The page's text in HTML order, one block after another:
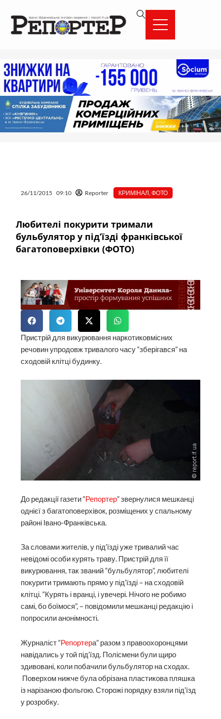
вмісту
26/11/2015 09:10 Reporter КРИМІНАЛ ,ФОТО
Любителі покурити тримали
бульбулятор у під’їзді франківської
багатоповерхівки (ФОТО)
Пристрій для викурювання наркотиковмісних
речовин упродовж тривалого часу “зберігався” на
сходовій клітці будинку.
До редакції газети “Репортер” звернулися мешканці
однієї з багатоповерхівок, розміщених у спальному
районі Івано-Франківська.
За словами жителів, у під’їзді уже тривалий час
невідомі особи курять траву. Пристрій для її
викурювання, так званий “бульбулятор”, любителі
покурити тримають прямо у під’їзді – на сходовій
клітці. “Курять і вранці, і увечері. Нічого не робимо
самі, бо боїмося”, – повідомили мешканці редакцію і
попросили анонімності.
Журналіст “Репортера” разом з правоохоронцями
навідались у той під’їзд. Полісмени були щиро
здивовані, коли побачили бульбулятор на сходах.
Поверхом нижче була обрізана пластикова пляшка
із нарізаною фольгою. Сторожі порядку взяли під’їзд
у розробку.